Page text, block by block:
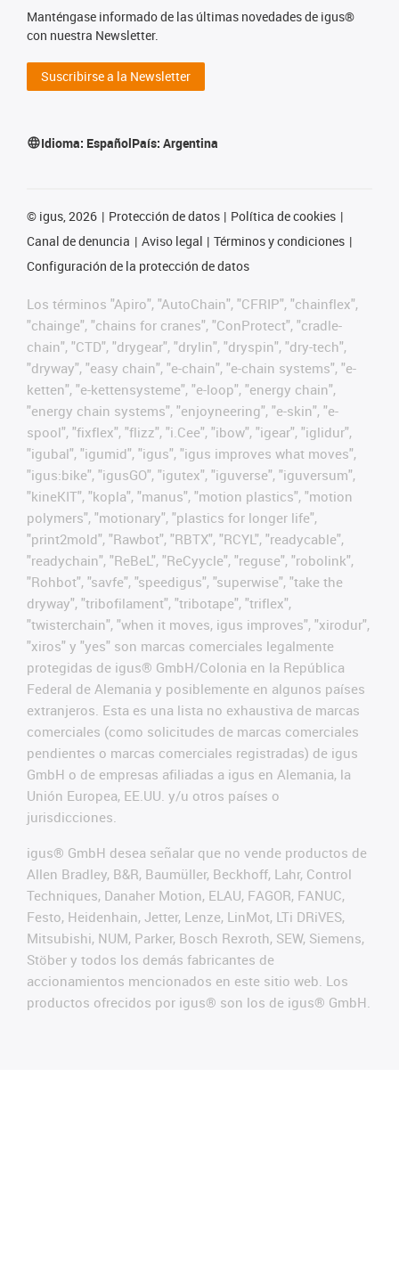
Manténgase informado de las últimas novedades de igus®
con nuestra Newsletter.
Suscribirse a la Newsletter
Idioma: EspañolPaís: Argentina
© igus, 2026 Protección de datos
Política de cookies
Canal de denuncia
Aviso legal
Términos y condiciones
Configuración de la protección de datos
Los términos "Apiro", "AutoChain", "CFRIP", "chainflex",
"chainge", "chains for cranes", "ConProtect", "cradle-
chain", "CTD", "drygear", "drylin", "dryspin", "dry-tech",
"dryway", "easy chain", "e-chain", "e-chain systems", "e-
ketten", "e-kettensysteme", "e-loop", "energy chain",
"energy chain systems", "enjoyneering", "e-skin", "e-
spool", "fixflex", "flizz", "i.Cee", "ibow", "igear", "iglidur",
"igubal", "igumid", "igus", "igus improves what moves",
"igus:bike", "igusGO", "igutex", "iguverse", "iguversum",
"kineKIT", "kopla", "manus", "motion plastics", "motion
polymers", "motionary", "plastics for longer life",
"print2mold", "Rawbot", "RBTX", "RCYL", "readycable",
"readychain", "ReBeL", "ReCyycle", "reguse", "robolink",
"Rohbot", "savfe", "speedigus", "superwise", "take the
dryway", "tribofilament", "tribotape", "triflex",
"twisterchain", "when it moves, igus improves", "xirodur",
"xiros" y "yes" son marcas comerciales legalmente
protegidas de igus® GmbH/Colonia en la República
Federal de Alemania y posiblemente en algunos países
extranjeros. Esta es una lista no exhaustiva de marcas
comerciales (como solicitudes de marcas comerciales
pendientes o marcas comerciales registradas) de igus
GmbH o de empresas afiliadas a igus en Alemania, la
Unión Europea, EE.UU. y/u otros países o
jurisdicciones.
igus® GmbH desea señalar que no vende productos de
Allen Bradley, B&R, Baumüller, Beckhoff, Lahr, Control
Techniques, Danaher Motion, ELAU, FAGOR, FANUC,
Festo, Heidenhain, Jetter, Lenze, LinMot, LTi DRiVES,
Mitsubishi, NUM, Parker, Bosch Rexroth, SEW, Siemens,
Stöber y todos los demás fabricantes de
accionamientos mencionados en este sitio web. Los
productos ofrecidos por igus® son los de igus® GmbH.